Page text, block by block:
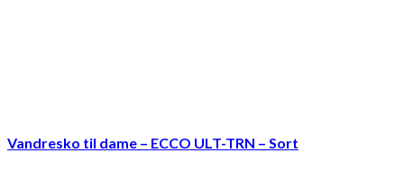
Vandresko til dame – ECCO ULT-TRN – Sort